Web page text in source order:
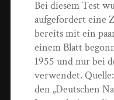
Bei diesem Test
aufgefordert eine
bereits mit ein
einem Blatt
1955 und nur bei
verwendet.
den „Deutschen